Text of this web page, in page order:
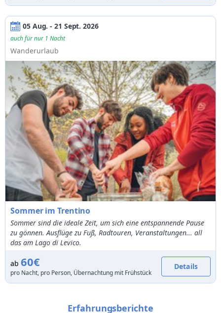
05 Aug. - 21 Sept. 2026
auch für nur 1 Nacht
Wanderurlaub
Sommer im Trentino
Sommer sind die ideale Zeit, um sich eine entspannende Pause
zu gönnen. Ausflüge zu Fuß, Radtouren, Veranstaltungen... all
das am Lago di Levico.
ab 60€
pro Nacht, pro Person, Übernachtung mit Frühstück
Details
Erfahrungsberichte